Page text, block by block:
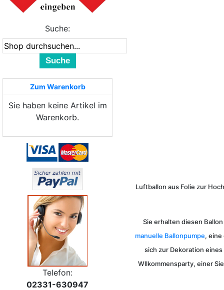
Luftballon aus Folie zur
Sie erhalten diesen
manuelle Ballonpumpe,
sich zur Dekoration
Wllkommensparty, einer
Suche:
Suche
Zum Warenkorb
Sie haben keine Artikel im
Warenkorb.
Telefon:
02331-630947